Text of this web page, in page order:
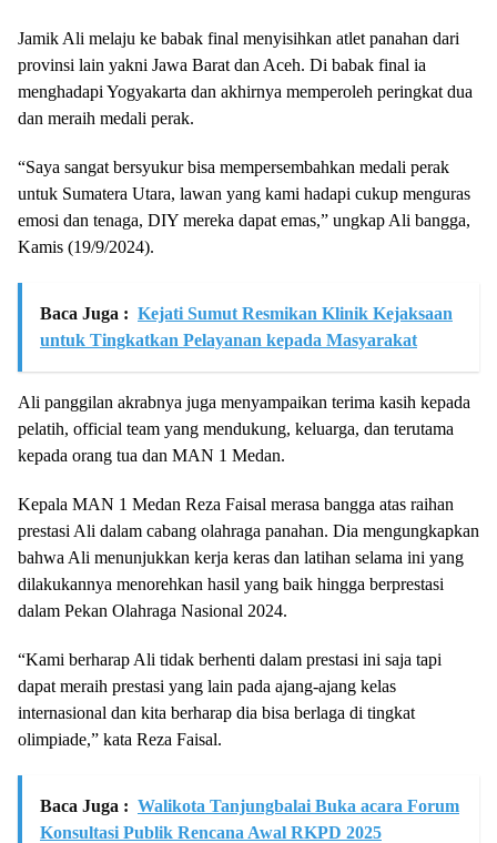
Jamik Ali melaju ke babak final menyisihkan atlet panahan dari
provinsi lain yakni Jawa Barat dan Aceh. Di babak final ia
menghadapi Yogyakarta dan akhirnya memperoleh peringkat dua
dan meraih medali perak.
“Saya sangat bersyukur bisa mempersembahkan medali perak
untuk Sumatera Utara, lawan yang kami hadapi cukup menguras
emosi dan tenaga, DIY mereka dapat emas,” ungkap Ali bangga,
Kamis (19/9/2024).
Baca Juga : Kejati Sumut Resmikan Klinik Kejaksaan
untuk Tingkatkan Pelayanan kepada Masyarakat
Ali panggilan akrabnya juga menyampaikan terima kasih kepada
pelatih, official team yang mendukung, keluarga, dan terutama
kepada orang tua dan MAN 1 Medan.
Kepala MAN 1 Medan Reza Faisal merasa bangga atas raihan
prestasi Ali dalam cabang olahraga panahan. Dia mengungkapkan
bahwa Ali menunjukkan kerja keras dan latihan selama ini yang
dilakukannya menorehkan hasil yang baik hingga berprestasi
dalam Pekan Olahraga Nasional 2024.
“Kami berharap Ali tidak berhenti dalam prestasi ini saja tapi
dapat meraih prestasi yang lain pada ajang-ajang kelas
internasional dan kita berharap dia bisa berlaga di tingkat
olimpiade,” kata Reza Faisal.
Baca Juga : Walikota Tanjungbalai Buka acara Forum
Konsultasi Publik Rencana Awal RKPD 2025